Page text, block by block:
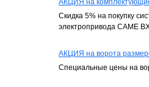
АКЦИЯ на
Скидка 5% на покупку
электропривода CAME
АКЦИЯ на ворота
Специальные цены на